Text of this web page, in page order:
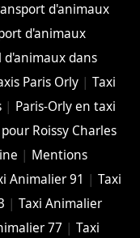
d'animaux
d'animaux
d'animaux dans
Paris Orly |Taxi
| Paris-Orly en taxi
Roissy Charles
| Mentions
Animalier 91 | Taxi
| Taxi Animalier
77 | Taxi